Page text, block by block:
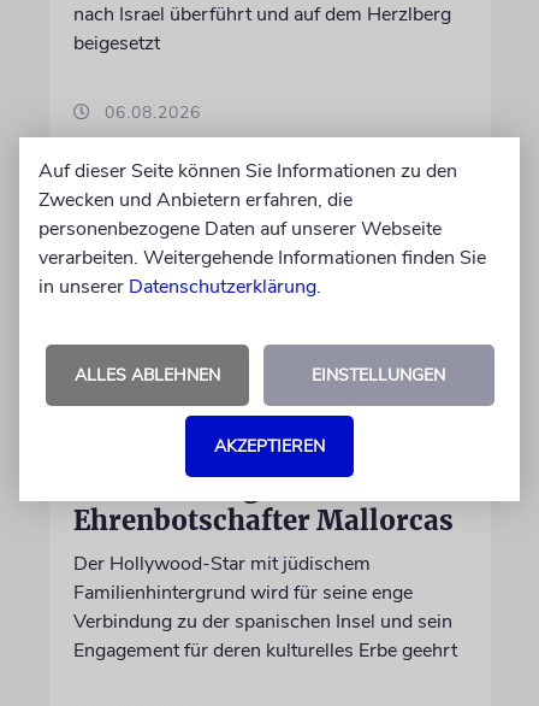
nach Israel überführt und auf dem Herzlberg
beigesetzt
06.08.2026
Michael Douglas ist
Ehrenbotschafter Mallorcas
Der Hollywood-Star mit jüdischem
Familienhintergrund wird für seine enge
Verbindung zu der spanischen Insel und sein
Engagement für deren kulturelles Erbe geehrt
Auf dieser Seite können Sie Informationen zu den
Zwecken und Anbietern erfahren, die
personenbezogene Daten auf unserer Webseite
verarbeiten. Weitergehende Informationen finden Sie
in unserer Datenschutzerklärung.
ALLES ABLEHNEN EINSTELLUNGEN
AKZEPTIEREN